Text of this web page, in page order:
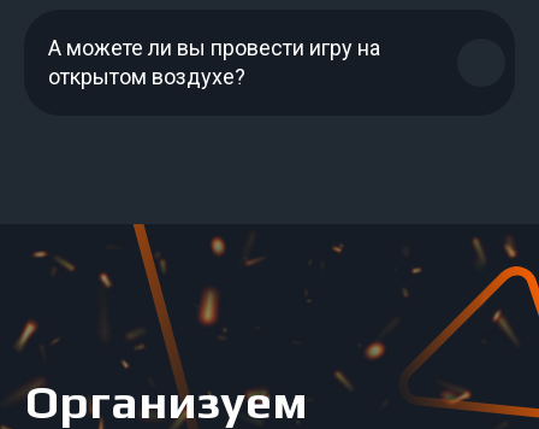
А можете ли вы провести игру на
открытом воздухе?